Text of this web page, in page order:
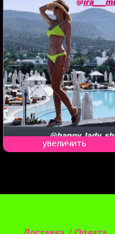
увеличить